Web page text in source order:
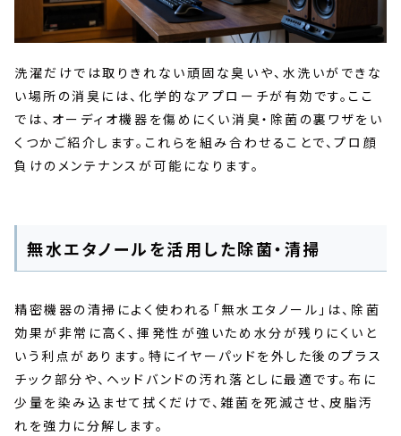
洗濯だけでは取りきれない頑固な臭いや、水洗いができな
い場所の消臭には、化学的なアプローチが有効です。ここ
では、オーディオ機器を傷めにくい消臭・除菌の裏ワザをい
くつかご紹介します。これらを組み合わせることで、プロ顔
負けのメンテナンスが可能になります。
無水エタノールを活用した除菌・清掃
精密機器の清掃によく使われる「無水エタノール」は、除菌
効果が非常に高く、揮発性が強いため水分が残りにくいと
いう利点があります。特にイヤーパッドを外した後のプラス
チック部分や、ヘッドバンドの汚れ落としに最適です。布に
少量を染み込ませて拭くだけで、雑菌を死滅させ、皮脂汚
れを強力に分解します。